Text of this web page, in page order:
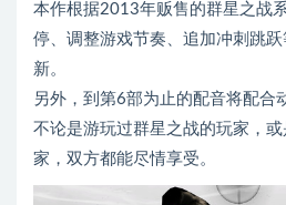
本作根据2013年贩售的群星之战
停、调整游戏节奏、追加冲刺跳
新。
另外，到第6部为止的配音将配合
不论是游玩过群星之战的玩家，
家，双方都能尽情享受。